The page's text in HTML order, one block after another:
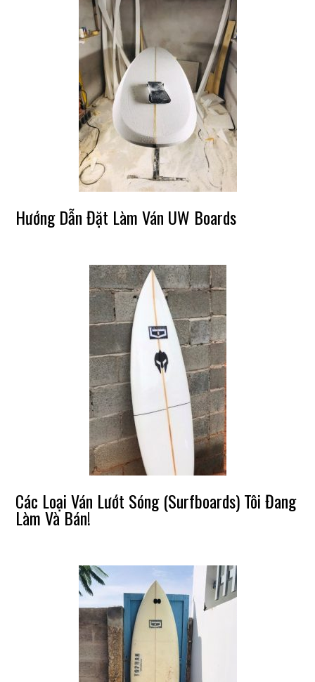
Hướng Dẫn Đặt Làm Ván UW Boards
Các Loại Ván Lướt Sóng (Surfboards) Tôi Đang
Làm Và Bán!